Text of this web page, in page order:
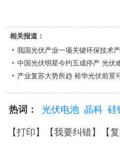
相关报道：
我国光伏产业一项关键环保技术
中国光伏明星今约五成停产 光伏
产业复苏大势所趋 裕华光伏前景
热词： 光伏电池 晶科 硅
【打印】【我要纠错】【